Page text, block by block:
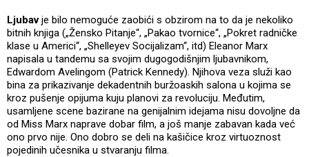
Ljubavje bilo nemoguće zaobići s obzirom na to da je nekoliko
bitnih knjiga („Žensko Pitanje“, „Pakao tvornice“, „Pokret radničke
klase u Americi“, „Shelleyev Socijalizam“, itd) Eleanor Marx
napisala u tandemu sa svojim dugogodišnjim ljubavnikom,
Edwardom Avelingom (Patrick Kennedy). Njihova veza služi kao
bina za prikazivanje dekadentnih buržoaskih salona u kojima se
kroz pušenje opijuma kuju planovi za revoluciju. Međutim,
usamljene scene bazirane na genijalnim idejama nisu dovoljne da
od Miss Marx naprave dobar film, a još manje zabavan kada već
ono prvo nije. Ono dobro se deli na kašičice kroz virtuoznost
pojedinih učesnika u stvaranju filma.